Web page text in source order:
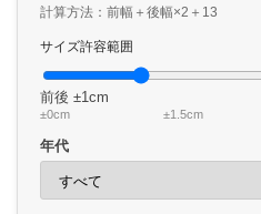
計算方法：前幅＋後幅×2＋13
サイズ許容範囲
前後 ±1cm
±0cm ±1.5cm
年代